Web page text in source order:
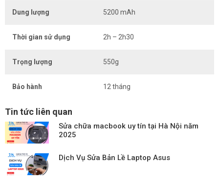
Dung lượng 5200 mAh
Thời gian sử dụng 2h – 2h30
Trọng lượng 550g
Bảo hành 12 tháng
Tin tức liên quan
Sửa chữa macbook uy tín tại Hà Nội năm
2025
Dịch Vụ Sửa Bản Lề Laptop Asus